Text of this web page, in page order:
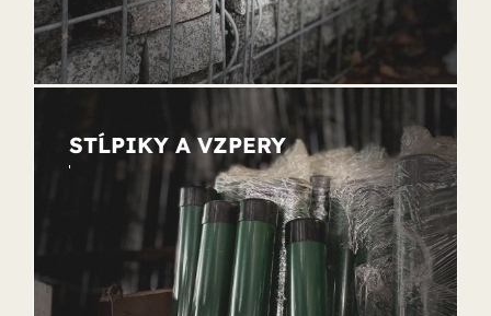
STĹPIKY A VZPERY